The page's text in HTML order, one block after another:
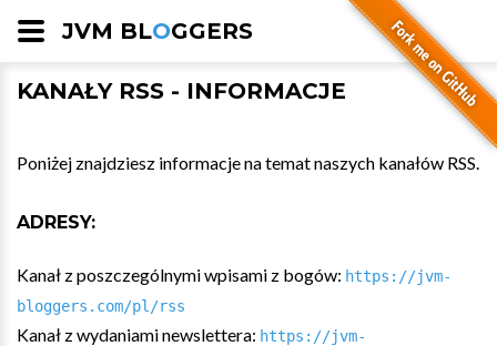
JVM BLOGGERS
KANAŁY RSS - INFORMACJE
Poniżej znajdziesz informacje na temat naszych kanałów RSS.
ADRESY:
Kanał z poszczególnymi wpisami z bogów: https://jvm-
bloggers.com/pl/rss
Kanał z wydaniami newslettera: https://jvm-